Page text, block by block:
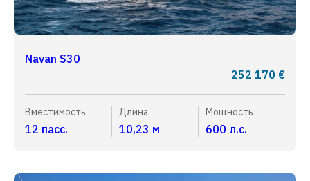
Navan S30
252 170 €
Вместимость
12 пасс.
Длина
10,23 м
Мощность
600 л.с.